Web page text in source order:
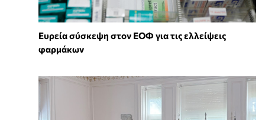
Ευρεία σύσκεψη στον ΕΟΦ για τις ελλείψεις
φαρμάκων